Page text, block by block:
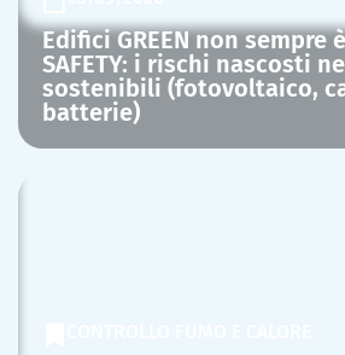
Edifici GREEN non sempre
SAFETY: i rischi nascosti
sostenibili (fotovoltaico,
batterie)